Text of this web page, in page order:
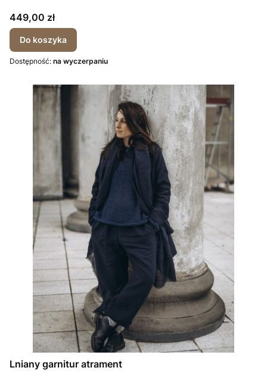
Cena
449,00 zł
Do koszyka
Dostępność: na wyczerpaniu
Lniany garnitur atrament